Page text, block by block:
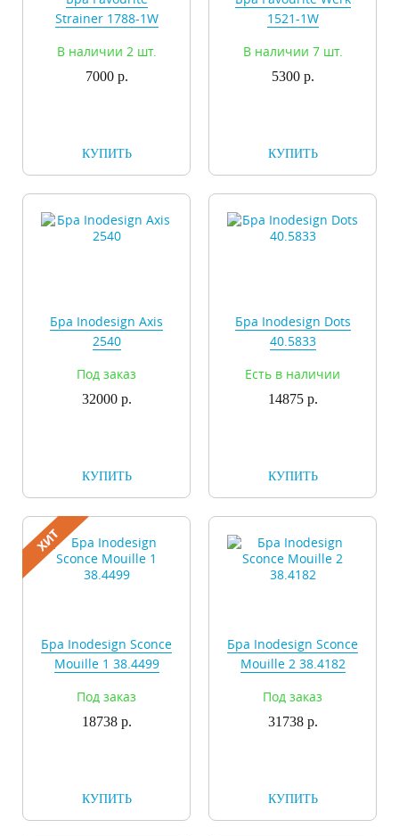
Strainer 1788-1W
В наличии 2 шт.
7000 р.
КУПИТЬ
1521-1W
В наличии 7 шт.
5300 р.
КУПИТЬ
Бра Inodesign Axis
2540
Под заказ
32000 р.
КУПИТЬ
Бра Inodesign Dots
40.5833
Есть в наличии
14875 р.
КУПИТЬ
Бра Inodesign Sconce
Mouille 1 38.4499
Под заказ
18738 р.
КУПИТЬ
Бра Inodesign Sconce
Mouille 2 38.4182
Под заказ
31738 р.
КУПИТЬ